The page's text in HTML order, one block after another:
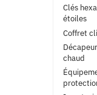
Clés
étoiles
Coffret
chaud